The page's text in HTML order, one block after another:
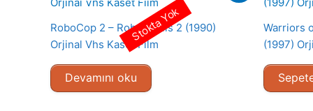
RoboCop 2 – Robot Polis 2 (1990)
Orjinal Vhs Kaset Film
Devamını oku
Stokta Yok
Warriors
(1997)